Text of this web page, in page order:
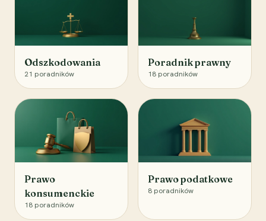
Odszkodowania
21 poradników
Poradnik prawny
18 poradników
Prawo
konsumenckie
18 poradników
Prawo podatkowe
8 poradników